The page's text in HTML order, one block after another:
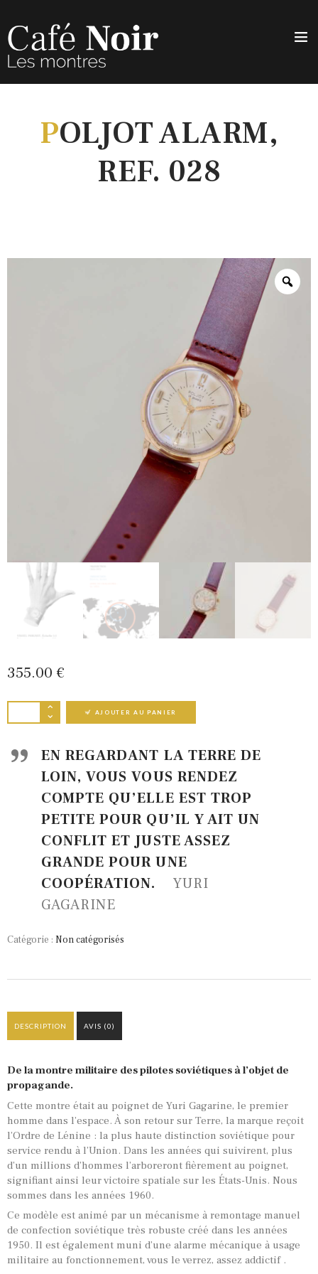
POLJOT ALARM,
REF. 028
TOUTES NOS VINTAGES
MONTRES PAR HISTOIRES
CONTACTS & HISTORIQUE
355 00 €
QUANTITÉ DE POLJOT ALARM, REF. 028
AJOUTER AU PANIER
EN REGARDANT LA TERRE DE
LOIN, VOUS VOUS RENDEZ
COMPTE QU’ELLE EST TROP
PETITE POUR QU’IL Y AIT UN
CONFLIT ET JUSTE ASSEZ
GRANDE POUR UNE
COOPÉRATION.
YURI
GAGARINE
Catégorie : Non catégorisés
DESCRIPTION AVIS (0)
De la montre militaire des pilotes soviétiques à l’objet de
propagande.
Cette montre était au poignet de Yuri Gagarine, le premier
homme dans l’espace. À son retour sur Terre, la marque reçoit
l’Ordre de Lénine : la plus haute distinction soviétique pour
service rendu à l’Union. Dans les années qui suivirent, plus
d’un millions d’hommes l’arboreront fièrement au poignet,
signifiant ainsi leur victoire spatiale sur les États-Unis. Nous
sommes dans les années 1960.
Ce modèle est animé par un mécanisme à remontage manuel
de confection soviétique très robuste créé dans les années
1950. Il est également muni d’une alarme mécanique à usage
militaire au fonctionnement, vous le verrez, assez addictif .